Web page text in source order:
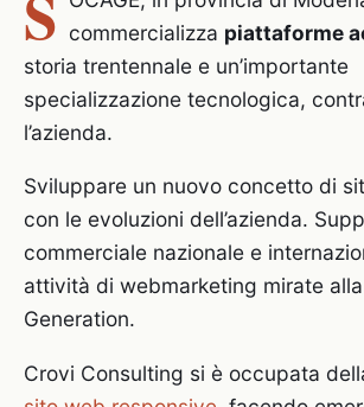
commercializza piattaforme
storia trentennale e un’importante
specializzazione tecnologica,
l’azienda.
Sviluppare un nuovo concetto di
con le evoluzioni dell’azienda.
commerciale nazionale e
attività di webmarketing mirate
Generation.
Crovi Consulting si è occupata